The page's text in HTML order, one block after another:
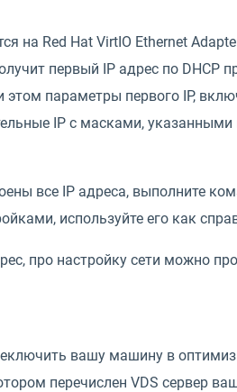
на Red Hat VirtIO Ethernet
первый IP адрес по DHCP
параметры первого IP,
IP с масками, указанными
все IP адреса, выполните
используйте его как
про настройку сети можно
вашу машину в
перечислен VDS сервер